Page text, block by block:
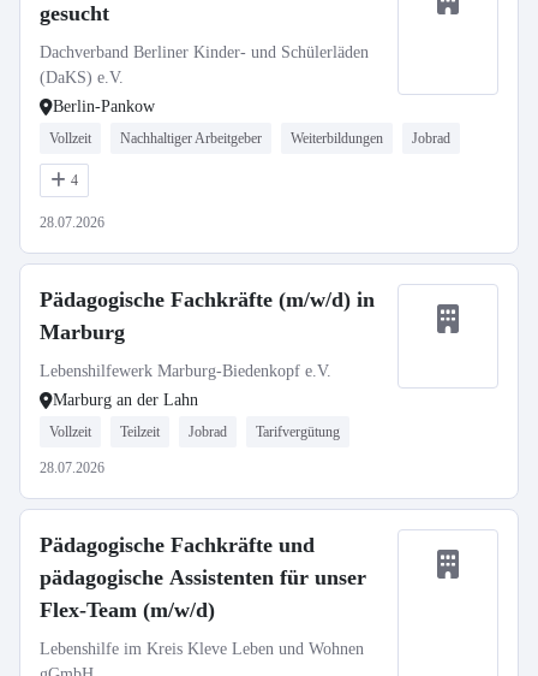
gesucht
Dachverband Berliner Kinder- und Schülerläden
(DaKS) e.V.
Berlin-Pankow
Vollzeit Nachhaltiger Arbeitgeber Weiterbildungen Jobrad
4
28.07.2026
Pädagogische Fachkräfte (m/w/d) in
Marburg
Lebenshilfewerk Marburg-Biedenkopf e.V.
Marburg an der Lahn
Vollzeit Teilzeit Jobrad Tarifvergütung
28.07.2026
Pädagogische Fachkräfte und
pädagogische Assistenten für unser
Flex-Team (m/w/d)
Lebenshilfe im Kreis Kleve Leben und Wohnen